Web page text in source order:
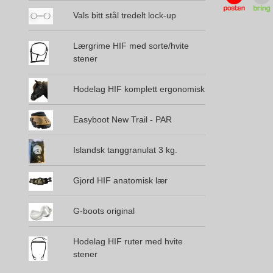
Vals bitt stål tredelt lock-up
Lærgrime HIF med sorte/hvite
stener
Hodelag HIF komplett ergonomisk
Easyboot New Trail - PAR
Islandsk tanggranulat 3 kg.
Gjord HIF anatomisk lær
G-boots original
Hodelag HIF ruter med hvite
stener